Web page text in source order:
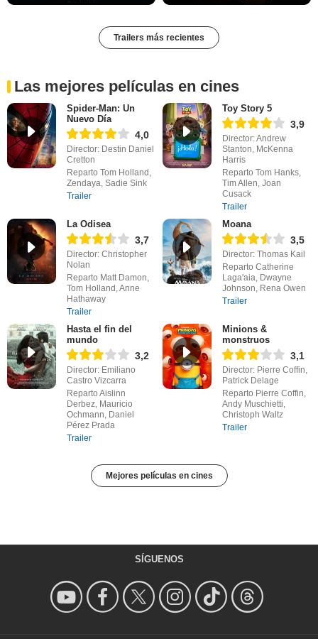
Trailers más recientes
Las mejores películas en cines
Spider-Man: Un
Nuevo Día
4,0
Director: Destin Daniel
Cretton
Reparto Tom Holland,
Zendaya, Sadie Sink
Trailer
Toy Story 5
3,9
Director: Andrew
Stanton, McKenna
Harris
Reparto Tom Hanks,
Tim Allen, Joan
Cusack
Trailer
La Odisea
3,7
Director: Christopher
Nolan
Reparto Matt Damon,
Tom Holland, Anne
Hathaway
Trailer
Moana
3,5
Director: Thomas Kail
Reparto Catherine
Laga'aia, Dwayne
Johnson, Rena Owen
Trailer
Hasta el fin del
mundo
3,2
Director: Emiliano
Castro Vizcarra
Reparto Aislinn
Derbez, Mauricio
Ochmann, Daniel
Pérez Prada
Trailer
Minions &
monstruos
3,1
Director: Pierre Coffin,
Patrick Delage
Reparto Pierre Coffin,
Andy Muschietti,
Christoph Waltz
Trailer
Mejores películas en cines
SÍGUENOS